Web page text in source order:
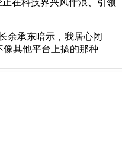
承东暗示，我居心闭
其他平台上搞的那种